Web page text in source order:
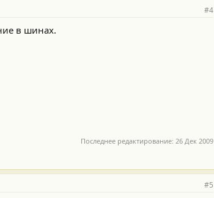
#4
в шинах.
Последнее редактирование: 26 Дек 2009
#5